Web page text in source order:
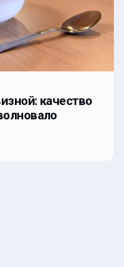
качество